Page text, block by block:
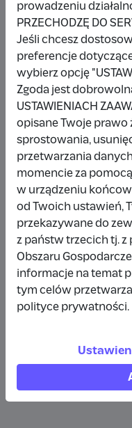
Wpłata
10 zł
1 zł
Wpłata
10 zł
Wpłata
10 zł
Wpłata
prowadzeniu
PRZECHODZĘ DO
Jeśli chcesz
preferencje
wybierz opcję
Zgoda jest
USTAWIENIACH
opisane Twoje prawo
sprostowania,
przetwarzania
momencie za
w urządzeniu
od Twoich ustawień,
przekazywane do
z państw trzecich tj. z
Obszaru
informacje na temat
tym celów
polityce prywatności.